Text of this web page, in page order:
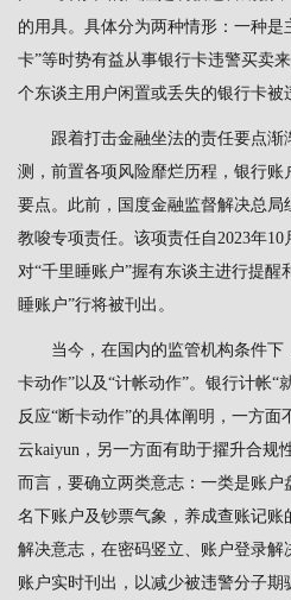
的用具。具体分为两种情形：一种
卡”等时势有益从事银行卡违警买卖
个东谈主用户闲置或丢失的银行卡被
跟着打击金融坐法的责任要点渐
测，前置各项风险靡烂历程，银行账
要点。此前，国度金融监督解决总局
教唆专项责任。该项责任自2023年
对“千里睡账户”握有东谈主进行提醒
睡账户”行将被刊出。
当今，在国内的监管机构条件下
卡动作”以及“计帐动作”。银行计帐“
反应“断卡动作”的具体阐明，一方
云kaiyun，另一方面有助于擢升合规
而言，要确立两类意志：一类是账
名下账户及钞票气象，养成查账记
解决意志，在密码竖立、账户登录解
账户实时刊出，以减少被违警分子